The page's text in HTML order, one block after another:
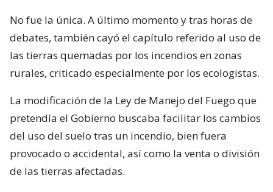
No fue la única. A último momento y tras horas de
debates, también cayó el capítulo referido al uso de
las tierras quemadas por los incendios en zonas
rurales, criticado especialmente por los ecologistas.
La modificación de la Ley de Manejo del Fuego que
pretendía el Gobierno buscaba facilitar los cambios
del uso del suelo tras un incendio, bien fuera
provocado o accidental, así como la venta o división
de las tierras afectadas.